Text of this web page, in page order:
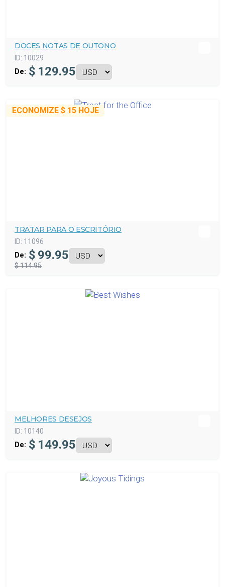
DOCES NOTAS DE OUTONO
ID: 10029
De: $ 129.95
ECONOMIZE $ 15 HOJE
TRATAR PARA O ESCRITÓRIO
ID: 11096
De: $ 99.95
$ 114.95
MELHORES DESEJOS
ID: 10140
De: $ 149.95